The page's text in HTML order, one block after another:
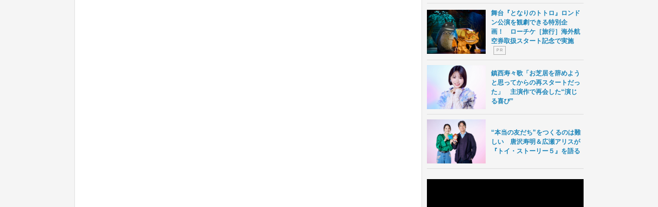
舞台『となりのトトロ』ロンド
ン公演を観劇できる特別企
画！ ローチケ［旅行］海外航
空券取扱スタート記念で実施
P R
鎮西寿々歌「お芝居を辞めよう
と思ってからの再スタートだっ
た」 主演作で再会した“演じ
る喜び”
“本当の友だち”をつくるのは難
しい 唐沢寿明＆広瀬アリスが
『トイ・ストーリー５』を語る